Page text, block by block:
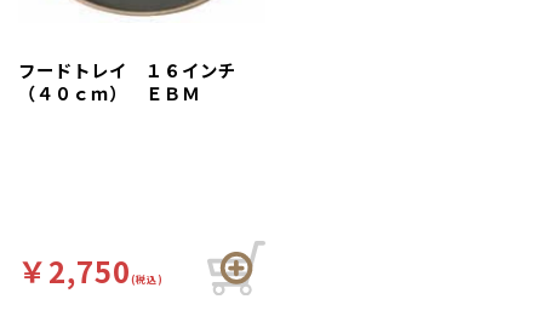
フードトレイ １６インチ
（４０ｃｍ） ＥＢＭ
￥2,750(税込)